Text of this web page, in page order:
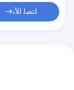
ﺎﺘﺼﻟ ﺍﻶﻧ